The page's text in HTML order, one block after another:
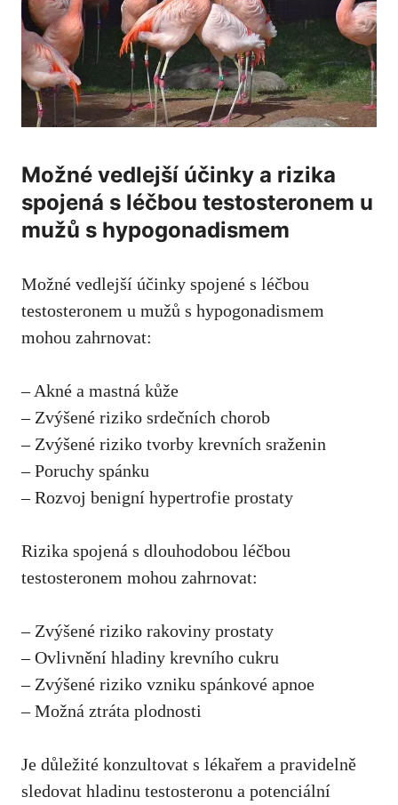
Možné vedlejší účinky a rizika
spojená s léčbou testosteronem u
mužů s hypogonadismem
Možné vedlejší účinky spojené s léčbou
testosteronem u mužů s hypogonadismem
mohou zahrnovat:
– Akné a mastná kůže
– Zvýšené riziko srdečních chorob
– Zvýšené riziko tvorby krevních sraženin
– Poruchy spánku
– Rozvoj benigní hypertrofie prostaty
Rizika spojená s dlouhodobou léčbou
testosteronem mohou zahrnovat:
– Zvýšené riziko rakoviny prostaty
– Ovlivnění hladiny krevního cukru
– Zvýšené riziko vzniku spánkové apnoe
– Možná ztráta plodnosti
Je důležité konzultovat s lékařem a pravidelně
sledovat hladinu testosteronu a potenciální